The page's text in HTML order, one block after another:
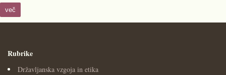
več
Rubrike
Državljanska vzgoja in etika